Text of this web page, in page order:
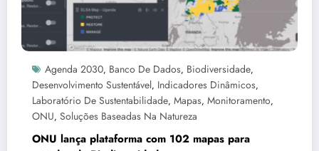
Agenda 2030, Banco De Dados, Biodiversidade,
Desenvolvimento Sustentável, Indicadores Dinâmicos,
Laboratório De Sustentabilidade, Mapas, Monitoramento,
ONU, Soluções Baseadas Na Natureza
ONU lança plataforma com 102 mapas para